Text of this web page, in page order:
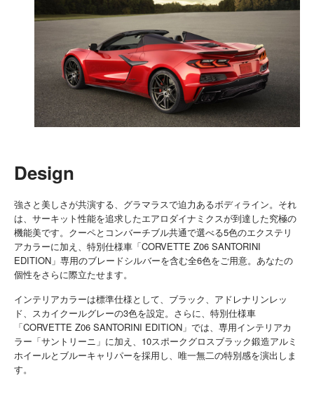
Design
強さと美しさが共演する、グラマラスで迫力あるボディライン。それ
は、サーキット性能を追求したエアロダイナミクスが到達した究極の
機能美です。クーペとコンバーチブル共通で選べる5色のエクステリ
アカラーに加え、特別仕様車「CORVETTE Z06 SANTORINI
EDITION」専用のブレードシルバーを含む全6色をご用意。あなたの
個性をさらに際立たせます。
インテリアカラーは標準仕様として、ブラック、アドレナリンレッ
ド、スカイクールグレーの3色を設定。さらに、特別仕様車
「CORVETTE Z06 SANTORINI EDITION」では、専用インテリアカ
ラー「サントリーニ」に加え、10スポークグロスブラック鍛造アルミ
ホイールとブルーキャリパーを採用し、唯一無二の特別感を演出しま
す。